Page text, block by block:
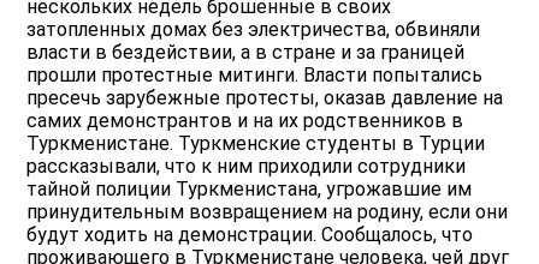
нескольких недель брошенные в своих
затопленных домах без электричества, обвиняли
власти в бездействии, а в стране и за границей
прошли протестные митинги. Власти попытались
пресечь зарубежные протесты, оказав давление на
самих демонстрантов и на их родственников в
Туркменистане. Туркменские студенты в Турции
рассказывали, что к ним приходили сотрудники
тайной полиции Туркменистана, угрожавшие им
принудительным возвращением на родину, если они
будут ходить на демонстрации. Сообщалось, что
проживающего в Туркменистане человека, чей друг